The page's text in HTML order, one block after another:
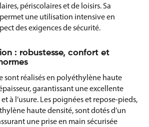
périscolaires et de loisirs. Sa
une utilisation intensive en
des exigences de sécurité.
: robustesse, confort et
sont réalisés en polyéthylène haute
garantissant une excellente
à l’usure. Les poignées et repose-pieds,
haute densité, sont dotés d’un
une prise en main sécurisée